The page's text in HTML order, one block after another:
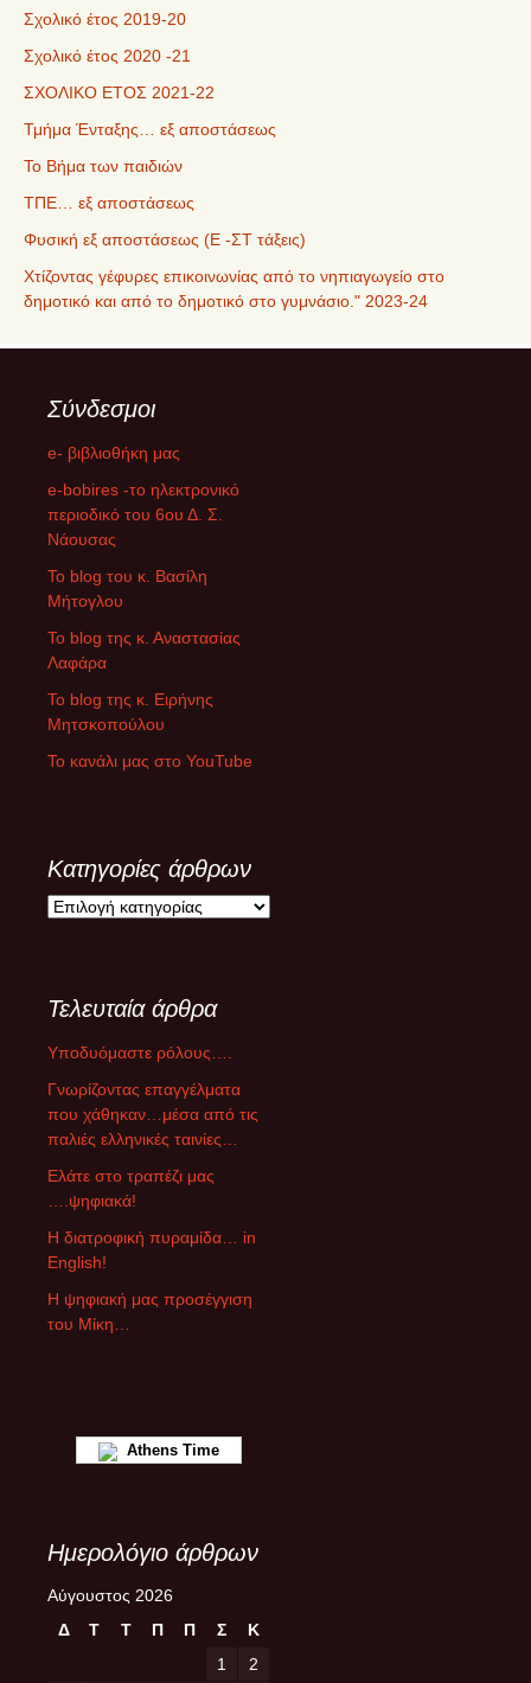
Σχολικό έτος 2019-20
Σχολικό έτος 2020 -21
ΣΧΟΛΙΚΟ ΕΤΟΣ 2021-22
Τμήμα Ένταξης… εξ αποστάσεως
Το Βήμα των παιδιών
ΤΠΕ… εξ αποστάσεως
Φυσική εξ αποστάσεως (Ε -ΣΤ τάξεις)
Χτίζοντας γέφυρες επικοινωνίας από το νηπιαγωγείο στο
δημοτικό και από το δημοτικό στο γυμνάσιο." 2023-24
Σύνδεσμοι
e- βιβλιοθήκη μας
e-bobires -το ηλεκτρονικό
περιοδικό του 6ου Δ. Σ.
Νάουσας
To blog του κ. Βασίλη
Μήτογλου
Το blog της κ. Αναστασίας
Λαφάρα
Το blog της κ. Ειρήνης
Μητσκοπούλου
Το κανάλι μας στο YouTube
Κατηγορίες άρθρων
Κ
γ
ρ
ί
ρ
θ
ρ
ω
Τελευταία άρθρα
Υποδυόμαστε ρόλους….
Γνωρίζοντας επαγγέλματα
που χάθηκαν…μέσα από τις
παλιές ελληνικές ταινίες…
Ελάτε στο τραπέζι μας
….ψηφιακά!
Η διατροφική πυραμίδα… in
English!
Η ψηφιακή μας προσέγγιση
του Μίκη…
Athens Time
Ημερολόγιο άρθρων
Αύγουστος 2026
Δ
Τ Τ Π Π Σ
Κ
1
2